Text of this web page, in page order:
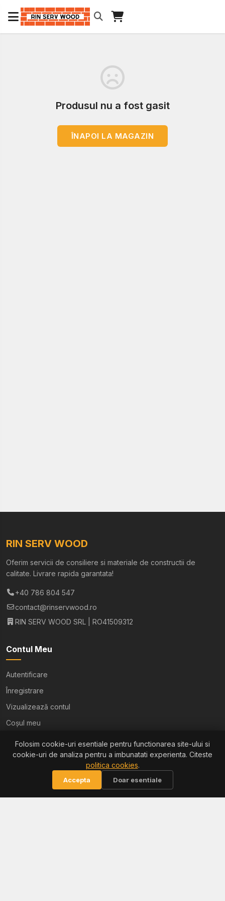
Produsul nu a fost gasit
ÎNAPOI LA MAGAZIN
RIN SERV WOOD
Oferim servicii de consiliere si materiale de constructii de
calitate. Livrare rapida garantata!
+40 786 804 547
contact@rinservwood.ro
RIN SERV WOOD SRL | RO41509312
Contul Meu
Autentificare
Înregistrare
Vizualizează contul
Coșul meu
Ajutor
Termeni și condiții
Politica de confidențialitate
Folosim cookie-uri esentiale pentru functionarea site-ului si
cookie-uri de analiza pentru a imbunatati experienta. Citeste
politica cookies.
Accepta Doar esentiale